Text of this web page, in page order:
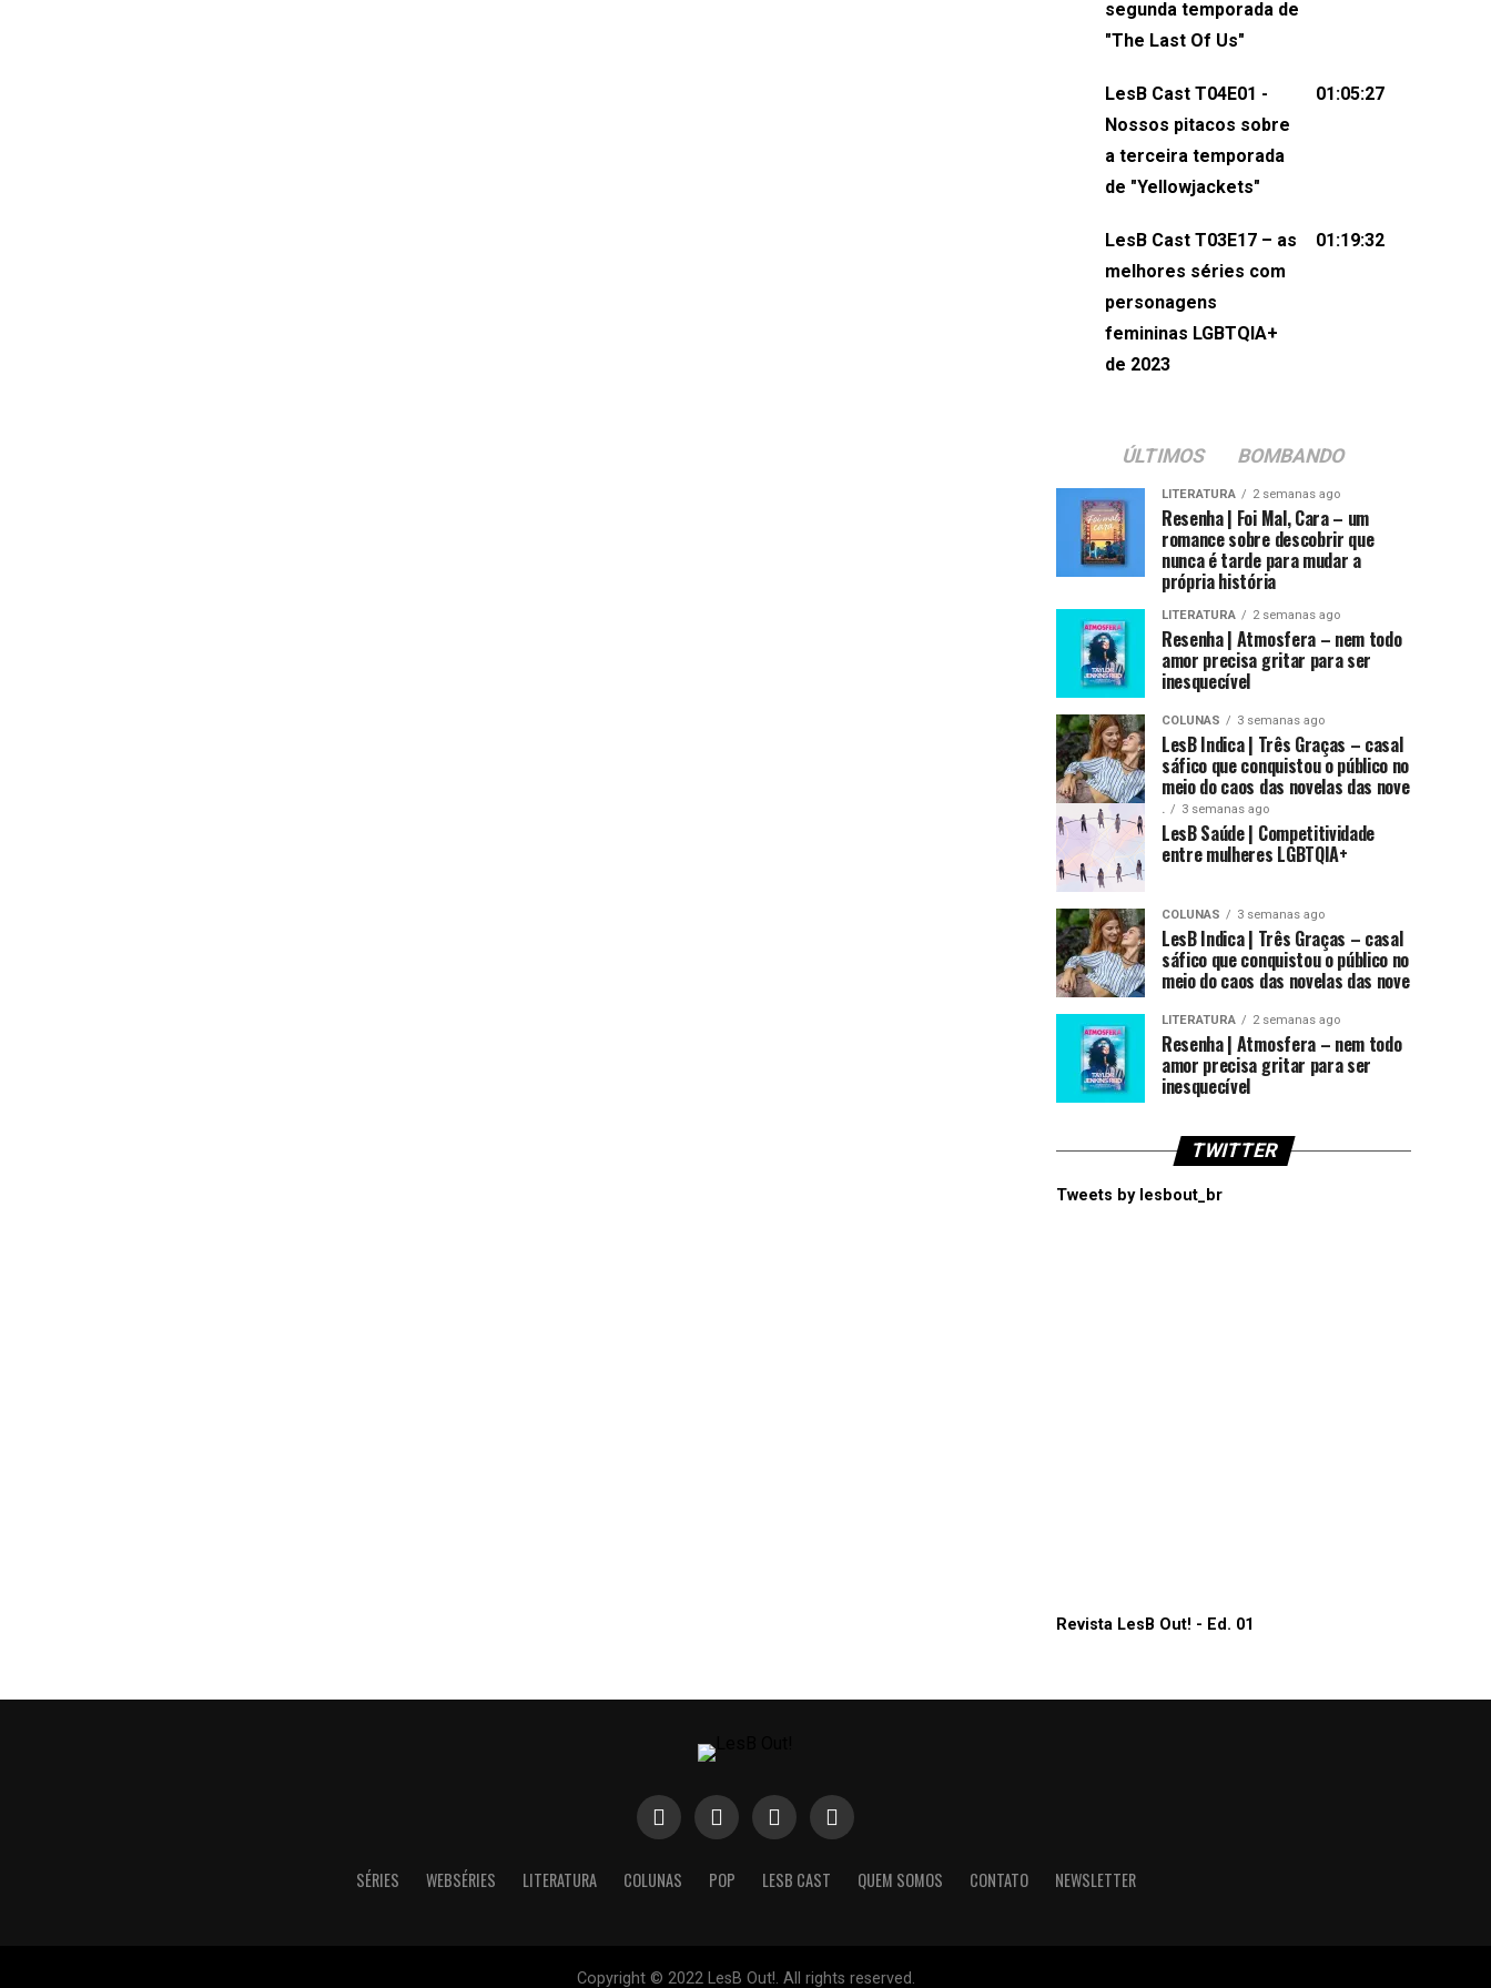
não esqueça de visitar nosso site e
sociais:Twitter: ⁠⁠⁠⁠@lesbout_br⁠⁠⁠⁠ Instagram:
do LesB Cast:Apresentação de
Karolen Passos
(⁠⁠⁠⁠⁠⁠@KarolenPassos⁠⁠⁠⁠⁠⁠)Participação de
Pollyelly FlorêncioEdição de Naiady
Machado
segunda temporada de
"The Last Of Us"
LesB Cast T04E01 -
Nossos pitacos sobre
a terceira temporada
de "Yellowjackets"
01:05:27
LesB Cast T03E17 – as
melhores séries com
personagens
femininas LGBTQIA+
de 2023
01:19:32
ÚLTIMOS BOMBANDO
LITERATURA 2 semanas ago
Resenha | Foi Mal, Cara – um
romance sobre descobrir que
nunca é tarde para mudar a
própria história
LITERATURA 2 semanas ago
Resenha | Atmosfera – nem todo
amor precisa gritar para ser
inesquecível
COLUNAS 3 semanas ago
LesB Indica | Três Graças – casal
sáfico que conquistou o público no
meio do caos das novelas das nove
. 3 semanas ago
LesB Saúde | Competitividade
entre mulheres LGBTQIA+
COLUNAS 3 semanas ago
LesB Indica | Três Graças – casal
sáfico que conquistou o público no
meio do caos das novelas das nove
LITERATURA 2 semanas ago
Resenha | Atmosfera – nem todo
amor precisa gritar para ser
inesquecível
TWITTER
Tweets by lesbout_br
Revista LesB Out! - Ed. 01
SÉRIES WEBSÉRIES LITERATURA COLUNAS POP LESB CAST QUEM SOMOS CONTATO NEWSLETTER
Copyright © 2022 LesB Out!. All rights reserved.